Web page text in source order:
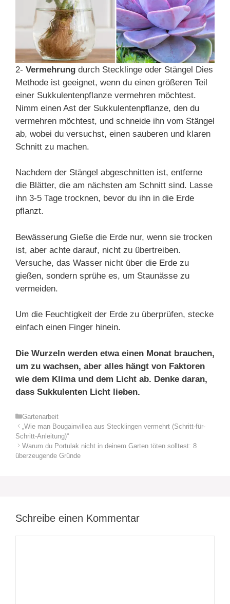
2- Vermehrung durch Stecklinge oder Stängel Dies
Methode ist geeignet, wenn du einen größeren Teil
einer Sukkulentenpflanze vermehren möchtest.
Nimm einen Ast der Sukkulentenpflanze, den du
vermehren möchtest, und schneide ihn vom Stängel
ab, wobei du versuchst, einen sauberen und klaren
Schnitt zu machen.
Nachdem der Stängel abgeschnitten ist, entferne
die Blätter, die am nächsten am Schnitt sind. Lasse
ihn 3-5 Tage trocknen, bevor du ihn in die Erde
pflanzt.
Bewässerung Gieße die Erde nur, wenn sie trocken
ist, aber achte darauf, nicht zu übertreiben.
Versuche, das Wasser nicht über die Erde zu
gießen, sondern sprühe es, um Staunässe zu
vermeiden.
Um die Feuchtigkeit der Erde zu überprüfen, stecke
einfach einen Finger hinein.
Die Wurzeln werden etwa einen Monat brauchen,
um zu wachsen, aber alles hängt von Faktoren
wie dem Klima und dem Licht ab. Denke daran,
dass Sukkulenten Licht lieben.
Kategorien
Gartenarbeit
„Wie man Bougainvillea aus Stecklingen vermehrt (Schritt-für-
Schritt-Anleitung)“
Warum du Portulak nicht in deinem Garten töten solltest: 8
überzeugende Gründe
Schreibe einen Kommentar